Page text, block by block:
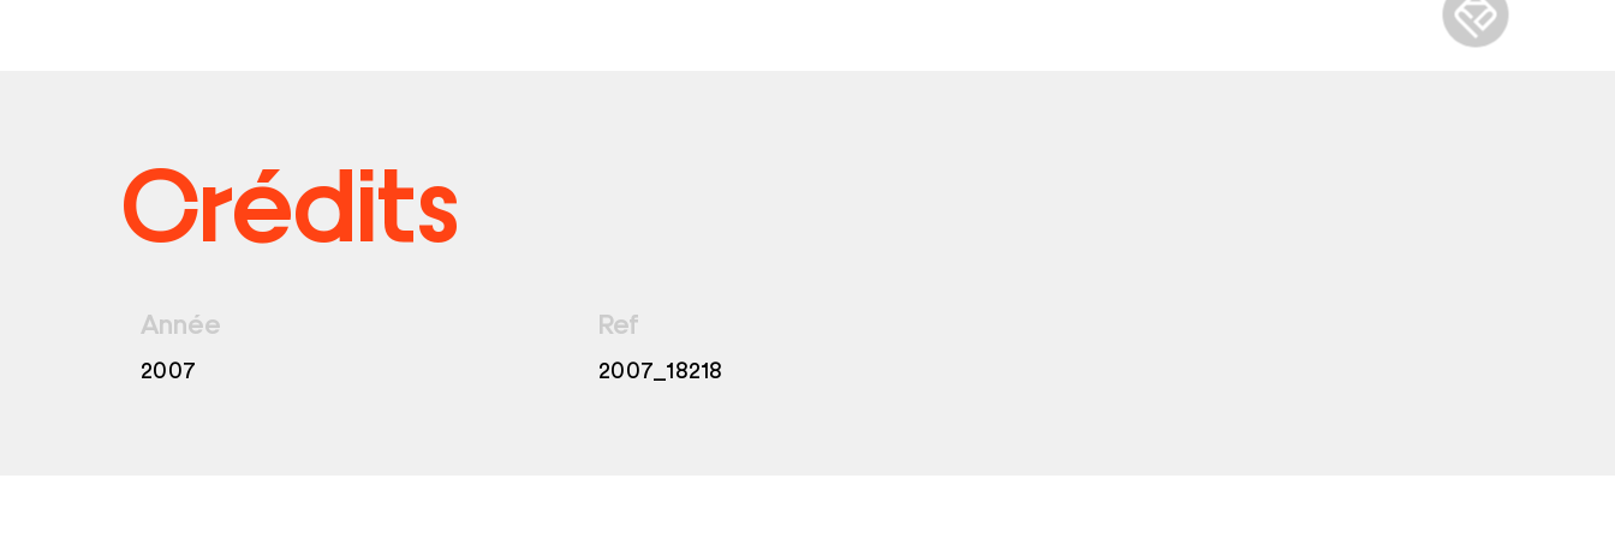
Crédits
Année
2007
Ref
2007_18218